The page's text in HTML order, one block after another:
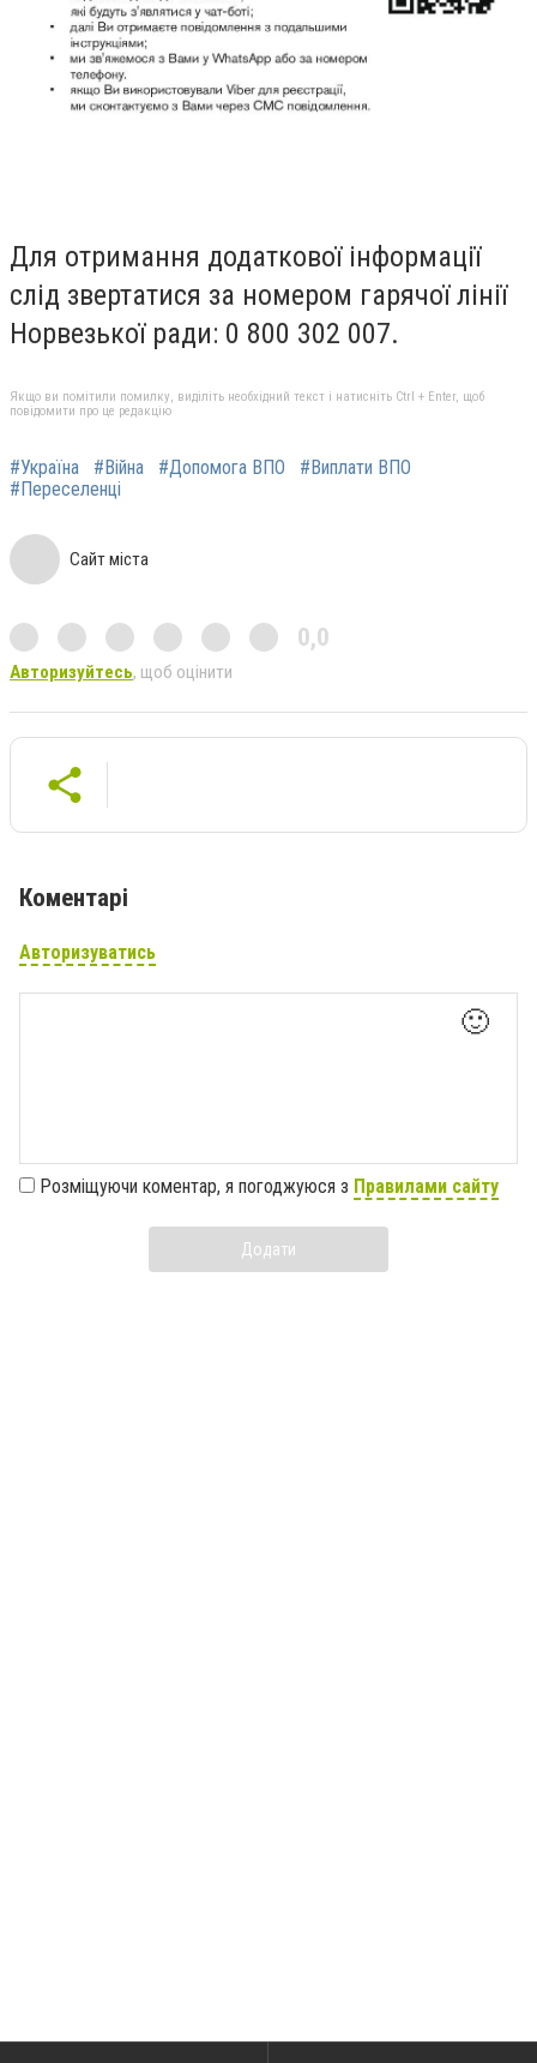
Для отримання додаткової інформації
слід звертатися за номером гарячої лінії
Норвезької ради: 0 800 302 007.
Якщо ви помітили помилку, виділіть необхідний текст і натисніть Ctrl + Enter, щоб
повідомити про це редакцію
#Україна #Війна #Допомога ВПО
#Виплати ВПО
#Переселенці
Сайт міста
0,0
Авторизуйтесь, щоб оцінити
Коментарі
Авторизуватись
🙂
Розміщуючи коментар, я погоджуюся з Правилами сайту
Додати